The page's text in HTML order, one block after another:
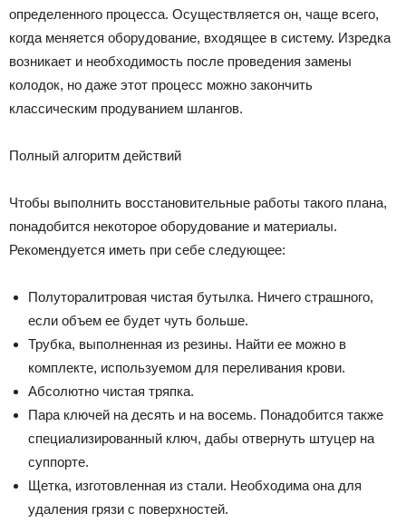
определенного процесса. Осуществляется он, чаще всего,
когда меняется оборудование, входящее в систему. Изредка
возникает и необходимость после проведения замены
колодок, но даже этот процесс можно закончить
классическим продуванием шлангов.
Полный алгоритм действий
Чтобы выполнить восстановительные работы такого плана,
понадобится некоторое оборудование и материалы.
Рекомендуется иметь при себе следующее:
Полуторалитровая чистая бутылка. Ничего страшного,
если объем ее будет чуть больше.
Трубка, выполненная из резины. Найти ее можно в
комплекте, используемом для переливания крови.
Абсолютно чистая тряпка.
Пара ключей на десять и на восемь. Понадобится также
специализированный ключ, дабы отвернуть штуцер на
суппорте.
Щетка, изготовленная из стали. Необходима она для
удаления грязи с поверхностей.